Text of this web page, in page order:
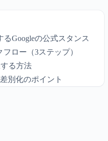
Googleの公式スタンス
ロー（3ステップ）
る方法
別化のポイント